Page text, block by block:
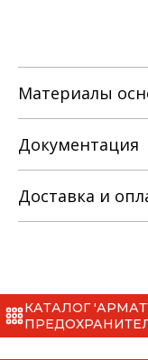
Материалы
Документация
Доставка и
КАТАЛОГ